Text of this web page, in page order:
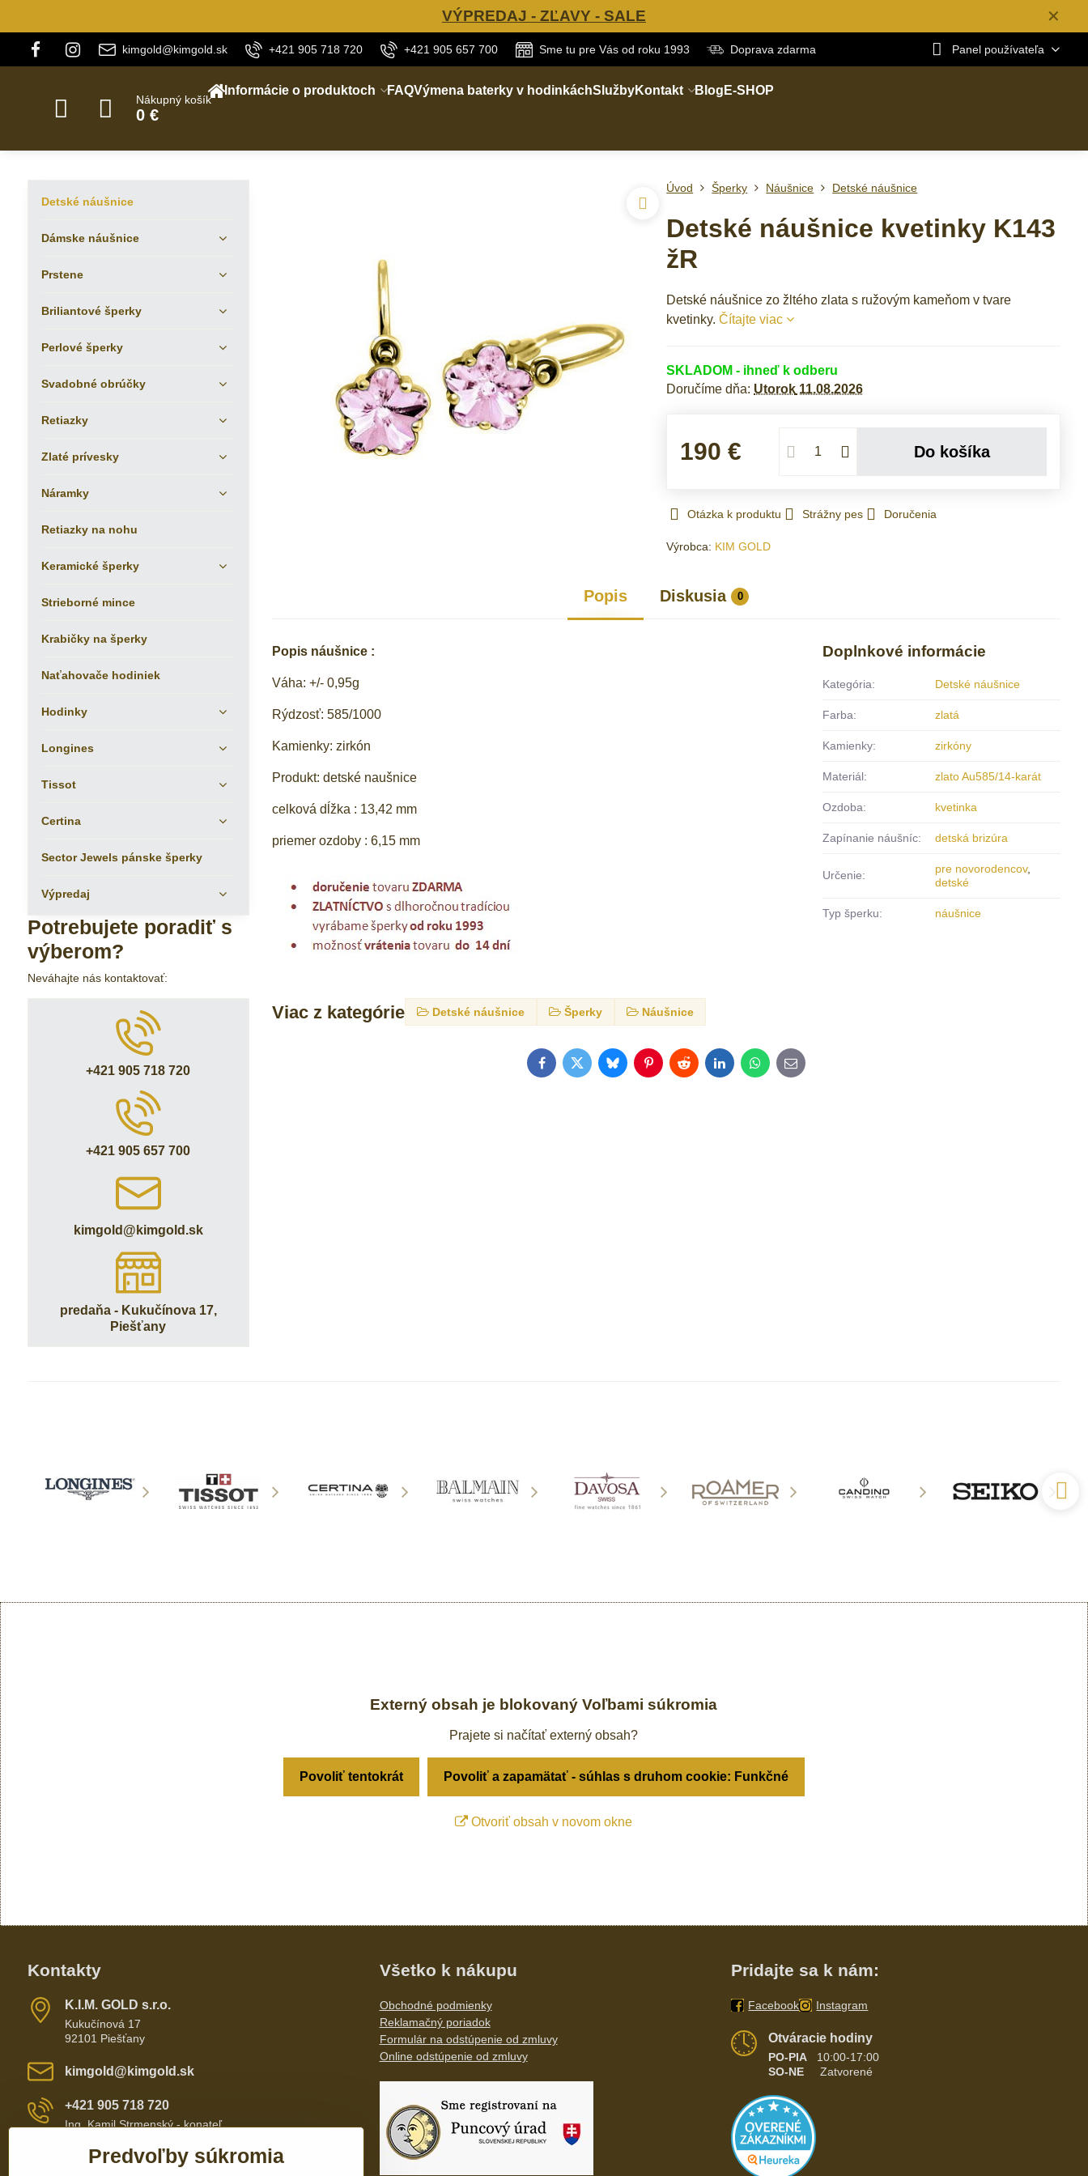
✕
VÝPREDAJ - ZĽAVY - SALE
kimgold@kimgold.sk +421 905 718 720 +421 905 657 700 Sme tu pre Vás od roku 1993 Doprava zdarma Panel používateľa
Nákupný košík
0 €
Informácie o produktoch FAQVýmena baterky v hodinkáchSlužbyKontakt Blog E-SHOP
Úvod Šperky Náušnice Detské náušnice
Detské náušnice kvetinky K143
žR
Detské náušnice zo žltého zlata s ružovým kameňom v tvare
kvetinky.Čítajte viac
SKLADOM - ihneď k odberu
Doručíme dňa: Utorok 11.08.2026
190 € Do košíka
Otázka k produktu Strážny pes Doručenia
Výrobca: KIM GOLD
Popis Diskusia 0
Popis náušnice :
Váha: +/- 0,95g
Rýdzosť: 585/1000
Kamienky: zirkón
Produkt: detské naušnice
celková dĺžka : 13,42 mm
priemer ozdoby : 6,15 mm
Viac z kategórie Detské náušnice Šperky Náušnice
Doplnkové informácie
Kategória: Detské náušnice
Farba: zlatá
Kamienky: zirkóny
Materiál: zlato Au585/14-karát
Ozdoba: kvetinka
Zapínanie náušníc: detská brizúra
Určenie: pre novorodencov,
detské
Typ šperku: náušnice
FacebookTwitterBlueskyPinterestRedditLinkedInWhatsApp
E-
mail
Detské náušnice
Dámske náušnice
Prstene
Briliantové šperky
Perlové šperky
Svadobné obrúčky
Retiazky
Zlaté prívesky
Náramky
Retiazky na nohu
Keramické šperky
Strieborné mince
Krabičky na šperky
Naťahovače hodiniek
Hodinky
Longines
Tissot
Certina
Sector Jewels pánske šperky
Výpredaj
Potrebujete poradiť s
výberom?
Neváhajte nás kontaktovať:
+421 905 718 720
+421 905 657 700
kimgold​@kimgold​.sk
predaňa - Kukučínova 17,
Piešťany
Externý obsah je blokovaný Voľbami súkromia
Prajete si načítať externý obsah?
Povoliť tentokrát Povoliť a zapamätať - súhlas s druhom cookie: Funkčné
Otvoriť obsah v novom okne
Kontakty
K​​.I​​.M​​. GOLD s​​.r​​.o​​.
Kukučínová 17
92101 Piešťany
kimgold​@kimgold​.sk
+421 905 718 720
Ing. Kamil Strmenský - konateľ
+421 905 657 700
Všetko k nákupu
Obchodné podmienky
Reklamačný poriadok
Formulár na odstúpenie od zmluvy
Online odstúpenie od zmluvy
Pridajte sa k nám:
Facebook Instagram
Otváracie hodiny
PO-PIA
10:00-17:00
SO-NE Zatvorené
Predvoľby súkromia